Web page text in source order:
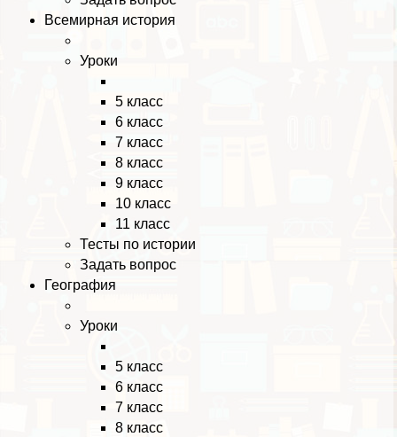
Всемирная история
Уроки
5 класс
6 класс
7 класс
8 класс
9 класс
10 класс
11 класс
Тесты по истории
Задать вопрос
География
Уроки
5 класс
6 класс
7 класс
8 класс